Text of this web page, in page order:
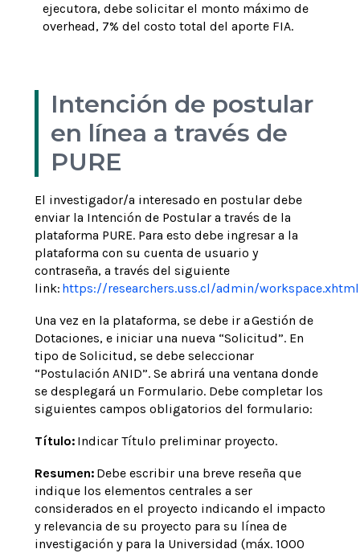
ejecutora, debe solicitar el monto máximo de
overhead, 7% del costo total del aporte FIA.
Intención de postular
en línea a través de
PURE
El investigador/a interesado en postular debe
enviar la Intención de Postular a través de la
plataforma PURE. Para esto debe ingresar a la
plataforma con su cuenta de usuario y
contraseña, a través del siguiente
link: https://researchers.uss.cl/admin/workspace.xhtml
Una vez en la plataforma, se debe ir a Gestión de
Dotaciones, e iniciar una nueva “Solicitud”. En
tipo de Solicitud, se debe seleccionar
“Postulación ANID”. Se abrirá una ventana donde
se desplegará un Formulario. Debe completar los
siguientes campos obligatorios del formulario:
Título: Indicar Título preliminar proyecto.
Resumen: Debe escribir una breve reseña que
indique los elementos centrales a ser
considerados en el proyecto indicando el impacto
y relevancia de su proyecto para su línea de
investigación y para la Universidad (máx. 1000